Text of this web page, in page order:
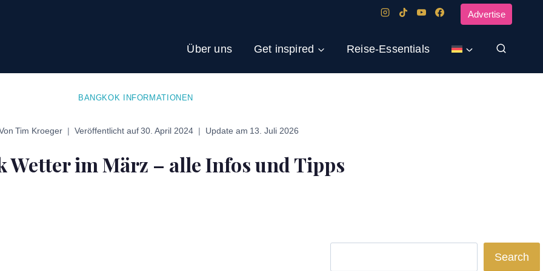
Advertise
Über uns Get inspired Reise-Essentials
BANGKOK INFORMATIONEN
Tim Kroeger Veröffentlicht auf30. April 2024 Update am 13. Juli 2026
Wetter im März – alle Infos und Tipps
Search